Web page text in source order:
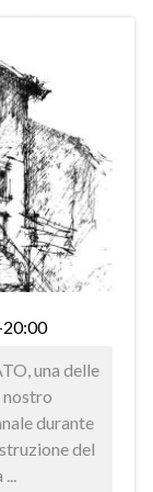
20:00
una delle
durante
del